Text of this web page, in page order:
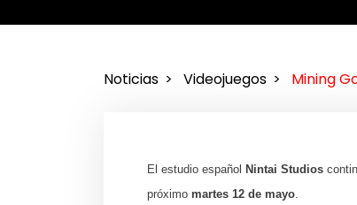
Noticias Videojuegos Mining
El estudio españolNintai Studios
próximo martes 12 de mayo